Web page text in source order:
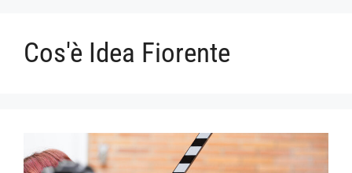
Cos'è Idea Fiorente